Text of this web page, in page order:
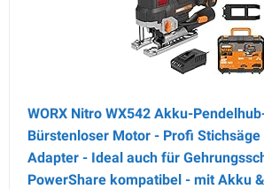
WORX Nitro WX542 Akku-
Bürstenloser Motor - Profi
Adapter - Ideal auch für
PowerShare kompatibel - mit Akku &